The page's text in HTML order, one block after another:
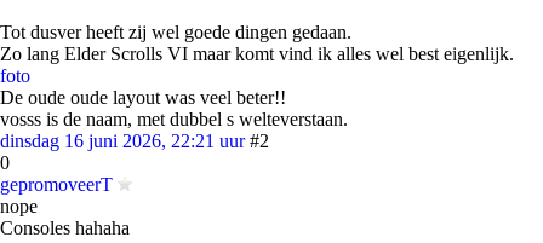
Tot dusver heeft zij wel goede dingen gedaan.
Zo lang Elder Scrolls VI maar komt vind ik alles wel best eigenlijk.
foto
De oude oude layout was veel beter!!
vosss is de naam, met dubbel s welteverstaan.
dinsdag 16 juni 2026, 22:21 uur #2
0
gepromoveerT
nope
Consoles hahaha